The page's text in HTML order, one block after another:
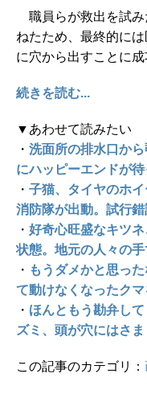
職員らが救出を試み
ねたため、最終的に
に穴から出すことに成
続きを読む...
▼あわせて読みたい
・ 洗面所の排水口か
にハッピーエンドが
・ 子猫、タイヤのホ
消防隊が出動。試行錯
・ 好奇心旺盛なキツ
状態。地元の人々の手
・ もうダメかと思っ
て動けなくなったク
・ ほんともう勘弁し
ズミ、頭が穴にはさ
この記事のカテゴリ：